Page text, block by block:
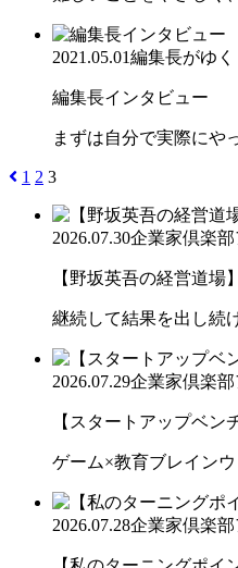
2021.05.01編集長がゆく
編集長インタビュー
まずは自分で実際に
1 2 3
2026.07.30企業家倶楽
【野坂英吾の経営道
継続して結果を出し続
2026.07.29企業家倶楽
【スタートアップベ
ゲーム×教育ブレイン
2026.07.28企業家倶楽